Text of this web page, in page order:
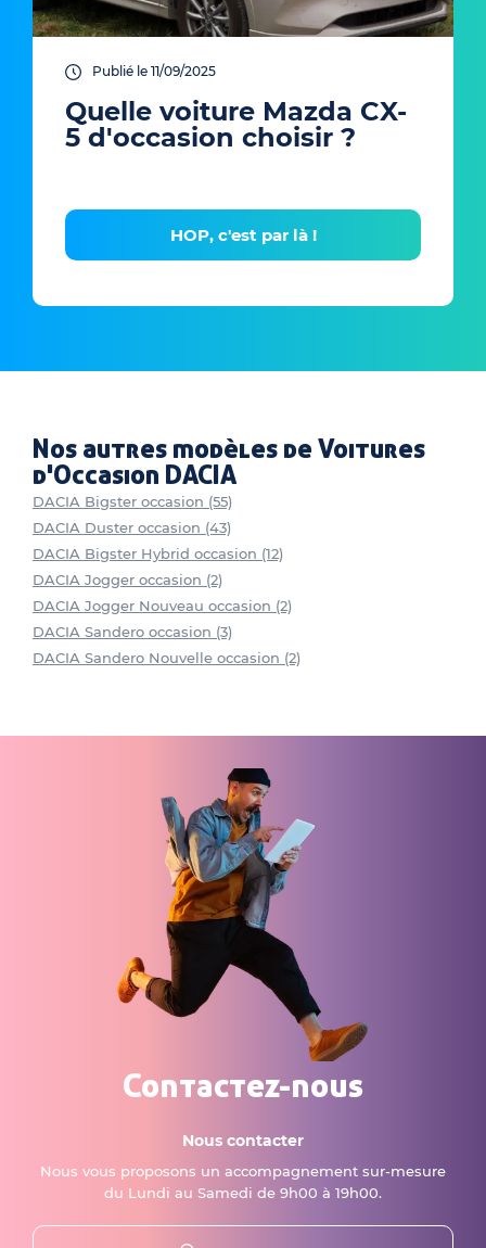
Publié le 11/09/2025
Quelle voiture Mazda CX-
5 d'occasion choisir ?
HOP, c'est par là !
Nos autres modèles de Voitures
d'Occasion DACIA
DACIA Bigster occasion (55)
DACIA Duster occasion (43)
DACIA Bigster Hybrid occasion (12)
DACIA Jogger occasion (2)
DACIA Jogger Nouveau occasion (2)
DACIA Sandero occasion (3)
DACIA Sandero Nouvelle occasion (2)
Contactez-nous
Nous contacter
Nous vous proposons un accompagnement sur-mesure
du Lundi au Samedi de 9h00 à 19h00.